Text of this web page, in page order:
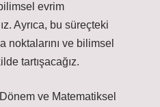
evrim
Ayrıca, bu süreçteki
noktalarını ve bilimsel
tartışacağız.
ve Matematiksel